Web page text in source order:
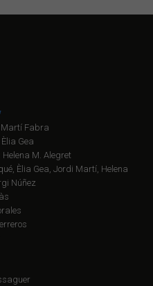
Fabra
Èlia Gea
Helena M. Alegret
Èlia Gea, Jordi Martí, Helena
Núñez